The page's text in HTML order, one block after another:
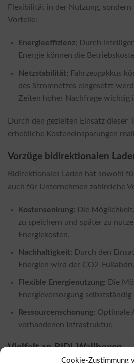
Cookie-Zustimmung
Flexibilität in der Nutzung,
Vorteile:
Energieeffizienz: Durch
Energie können die
Netzstabilität: Fahrzeugakkus
des Stromnetzes eingesetzt
Zeiten hoher Nachfrage wichtig
Durch den gezielten Einsatz dieser
erhebliche Kosteneinsparungen
Vorzüge bidirektionalen
Bidirektionales Laden hat sowohl
auch für Unternehmen zahlreiche
Kostensenkung: Die
zu speichern und später zu
Energiekosten.
Nachhaltigkeit: Durch den
Energien wird der CO2-
Flexible Energienutzung: Die
Energieversorgung selbstständig
Ressourcenschonung: Optimale
vorhandenen Infrastruktur.
Vielfalt an BiDi-Wallboxen